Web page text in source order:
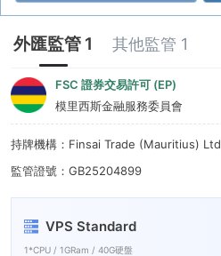
9 4
5
6
7
8
9
4
5
6
7
8
9
外匯監管 1 其他監管 1
FSC 證券交易許可 (EP)
模里西斯金融服務委員會
持牌機構：Finsai Trade (Mauritius) Ltd
監管證號：GB25204899
VPS Standard
1*CPU / 1GRam / 40G硬盤